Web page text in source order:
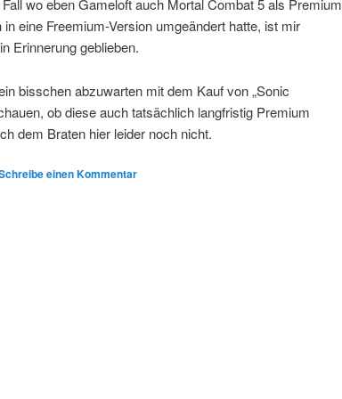
wo eben Gameloft auch Mortal Combat 5 als Premium
eine Freemium-Version umgeändert hatte, ist mir
Erinnerung geblieben.
bisschen abzuwarten mit dem Kauf von „Sonic
ob diese auch tatsächlich langfristig Premium
dem Braten hier leider noch nicht.
einen Kommentar